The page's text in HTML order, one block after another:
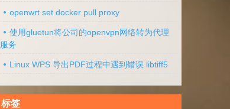
openwrt set docker pull proxy
使用gluetun将公司的openvpn网络转为代理
服务
Linux WPS 导出PDF过程中遇到错误 libtiff5
标签